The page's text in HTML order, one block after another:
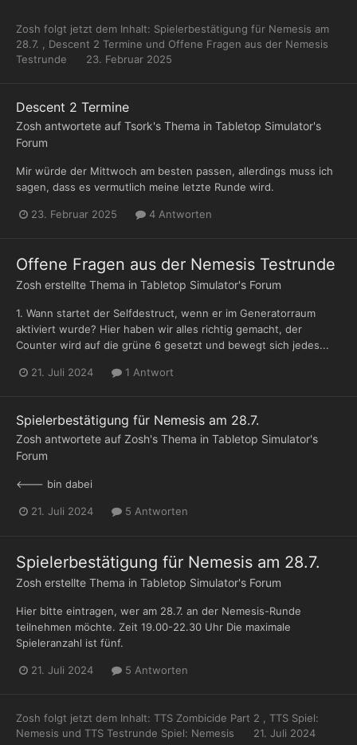
Zosh folgt jetzt dem Inhalt: Spielerbestätigung für Nemesis am
28.7.
Descent 2 Termine und Offene Fragen aus der Nemesis
Testrunde
23. Februar 2025
Descent 2 Termine
Zosh antwortete auf Tsork's Thema in Tabletop Simulator's
Forum
Mir würde der Mittwoch am besten passen, allerdings muss ich
sagen, dass es vermutlich meine letzte Runde wird.
23. Februar 2025 4 Antworten
Offene Fragen aus der Nemesis Testrunde
Zosh erstellte Thema in Tabletop Simulator's Forum
1. Wann startet der Selfdestruct, wenn er im Generatorraum
aktiviert wurde? Hier haben wir alles richtig gemacht, der
Counter wird auf die grüne 6 gesetzt und bewegt sich jedes...
21. Juli 2024 1 Antwort
Spielerbestätigung für Nemesis am 28.7.
Zosh antwortete auf Zosh's Thema in Tabletop Simulator's
Forum
<--- bin dabei
21. Juli 2024 5 Antworten
Spielerbestätigung für Nemesis am 28.7.
Zosh erstellte Thema in Tabletop Simulator's Forum
Hier bitte eintragen, wer am 28.7. an der Nemesis-Runde
teilnehmen möchte. Zeit 19.00-22.30 Uhr Die maximale
Spieleranzahl ist fünf.
21. Juli 2024 5 Antworten
Zosh folgt jetzt dem Inhalt: TTS Zombicide Part 2
TTS Spiel:
Nemesis und TTS Testrunde Spiel: Nemesis 21. Juli 2024